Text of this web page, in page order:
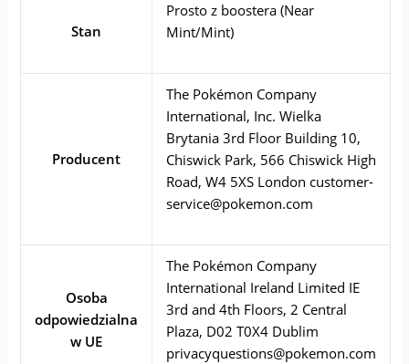
Stan
Prosto z boostera (Near
Mint/Mint)
Producent
The Pokémon Company
International, Inc. Wielka
Brytania 3rd Floor Building 10,
Chiswick Park, 566 Chiswick High
Road, W4 5XS London customer-
service@pokemon.com
Osoba
odpowiedzialna
w UE
The Pokémon Company
International Ireland Limited IE
3rd and 4th Floors, 2 Central
Plaza, D02 T0X4 Dublim
privacyquestions@pokemon.com